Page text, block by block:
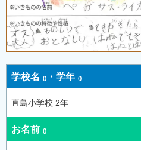
学校名 ・学年
直島小学校 2年
お名前